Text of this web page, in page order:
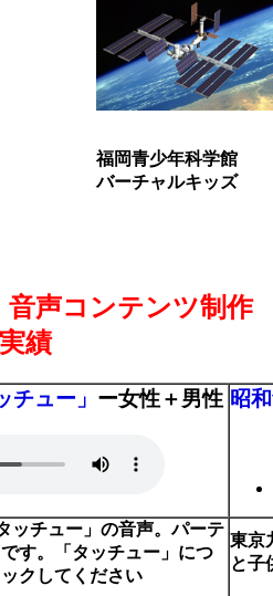
福岡青少年科学館
バーチャルキッズ
音声コンテンツ制作
実績
ュー」 ー女性＋男性 昭
ッチュー」の音声。パーテ
す。「タッチュー」につ
クしてください
東京
と子